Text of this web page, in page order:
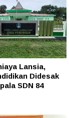
Lansia,
Didesak
SDN 84